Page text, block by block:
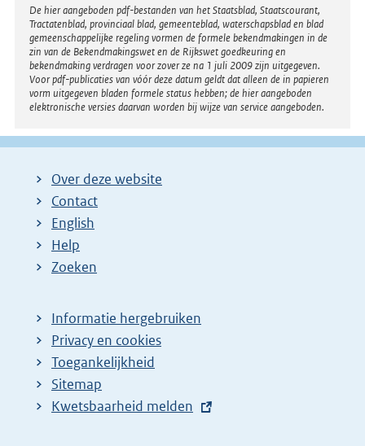
Disclaimer
De hier aangeboden pdf-bestanden van het Staatsblad, Staatscourant,
Tractatenblad, provinciaal blad, gemeenteblad, waterschapsblad en blad
gemeenschappelijke regeling vormen de formele bekendmakingen in de
zin van de Bekendmakingswet en de Rijkswet goedkeuring en
bekendmaking verdragen voor zover ze na 1 juli 2009 zijn uitgegeven.
Voor pdf-publicaties van vóór deze datum geldt dat alleen de in papieren
vorm uitgegeven bladen formele status hebben; de hier aangeboden
elektronische versies daarvan worden bij wijze van service aangeboden.
Over deze website
Contact
English
Help
Zoeken
Informatie hergebruiken
Privacy en cookies
Toegankelijkheid
Sitemap
E
Kwetsbaarheid melden